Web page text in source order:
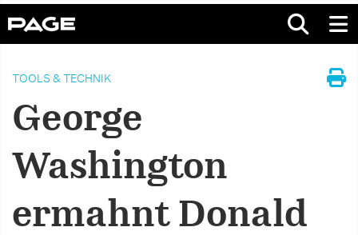
TOOLS & TECHNIK
George
Washington
ermahnt Donald